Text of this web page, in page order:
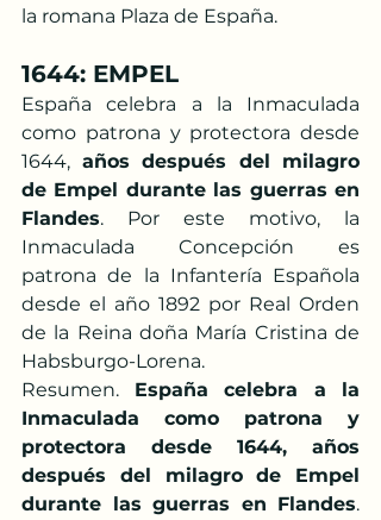
la romana Plaza de España.
1644: EMPEL
España celebra a la Inmaculada
como patrona y protectora desde
1644, años después del milagro
de Empel durante las guerras en
Flandes. Por este motivo, la
Inmaculada Concepción es
patrona de la Infantería Española
desde el año 1892 por Real Orden
de la Reina doña María Cristina de
Habsburgo-Lorena.
Resumen. España celebra a la
Inmaculada como patrona y
protectora desde 1644, años
después del milagro de Empel
durante las guerras en Flandes.